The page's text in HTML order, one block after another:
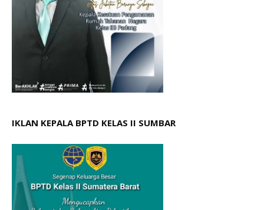
IKLAN KEPALA BPTD KELAS II SUMBAR